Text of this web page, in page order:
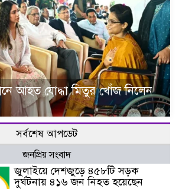
আহত যোদ্ধা মিতুর খোঁজ নিলেন
সর্বশেষ আপডেট
জনপ্রিয় সংবাদ
জুলাইয়ে দেশজুড়ে ৪৫৮টি সড়ক
দুর্ঘটনায় ৪১৬ জন নিহত হয়েছেন